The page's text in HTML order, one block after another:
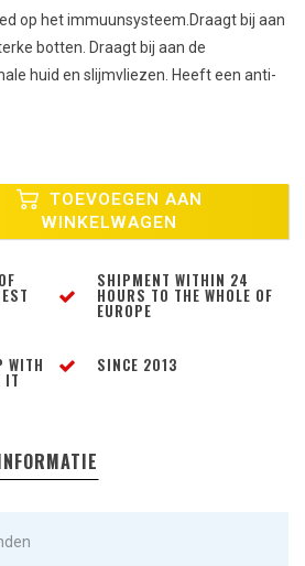
op het immuunsysteem.Draagt bij aan
botten. Draagt bij aan de
huid en slijmvliezen. Heeft een anti-
TOEVOEGEN AAN
WINKELWAGEN
SHIPMENT WITHIN 24
HOURS TO THE WHOLE OF
EUROPE
WITH
IT
SINCE 2013